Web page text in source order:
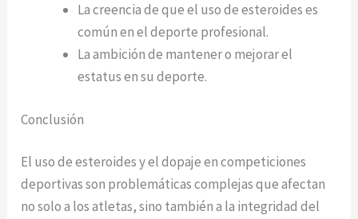
La creencia de que el uso de esteroides es
común en el deporte profesional.
La ambición de mantener o mejorar el
estatus en su deporte.
Conclusión
El uso de esteroides y el dopaje en competiciones
deportivas son problemáticas complejas que afectan
no solo a los atletas, sino también a la integridad del